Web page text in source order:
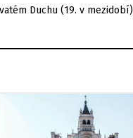
Duchu (19. v mezidobí)